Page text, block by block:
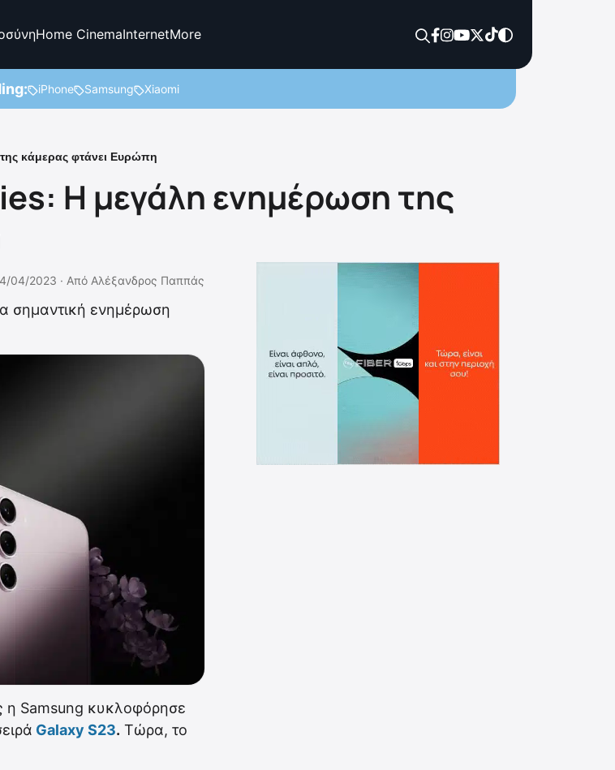
Home CinemaInternetMore
iPhone Samsung Xiaomi
κάμερας φτάνει Ευρώπη
Η μεγάλη ενημέρωση της
04/2023 · Από Αλέξανδρος Παππάς
σημαντική ενημέρωση
η Samsung κυκλοφόρησε
Galaxy S23. Τώρα, το